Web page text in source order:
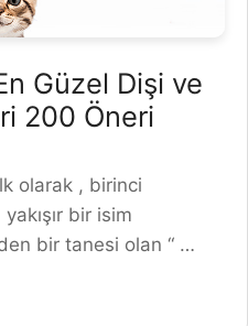
Güzel Dişi ve
200 Öneri
olarak , birinci
bir isim
bir tanesi olan “ …